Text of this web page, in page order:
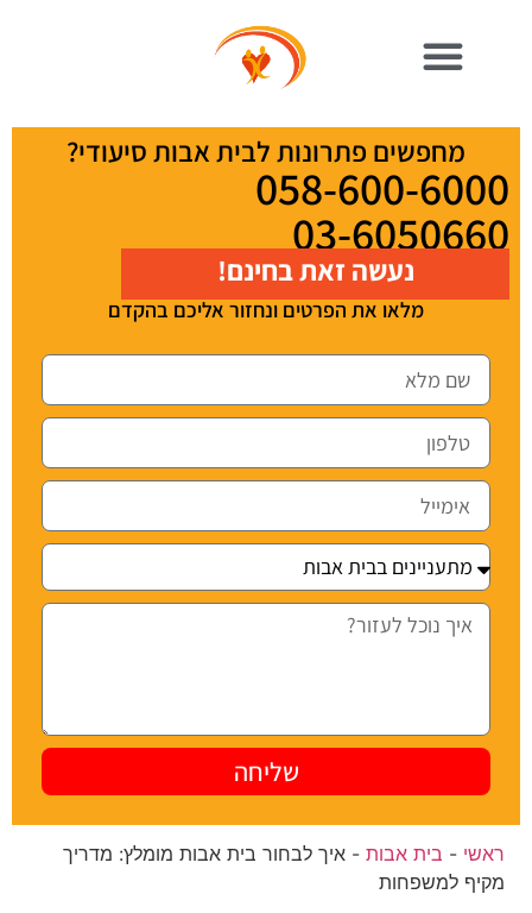
מחפשים פתרונות לבית אבות סיעודי?
058-600-6000
03-6050660
נעשה זאת בחינם!
מלאו את הפרטים ונחזור אליכם בהקדם
שליחה
ראשי - בית אבות- איך לבחור בית אבות מומלץ: מדריך
מקיף למשפחות